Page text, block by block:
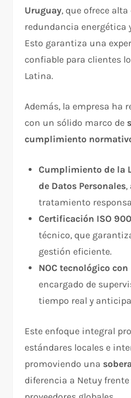
Uruguay, que ofrece
redundancia energética
Esto garantiza una
confiable para clientes
Latina.
Además, la empresa ha
con un sólido marco de
cumplimiento
Cumplimiento de la
de Datos Personales,
tratamiento
Certificación ISO
técnico, que
gestión eficiente.
NOC tecnológico
encargado de
tiempo real y
Este enfoque integral
estándares locales e
promoviendo una
diferencia a Netuy